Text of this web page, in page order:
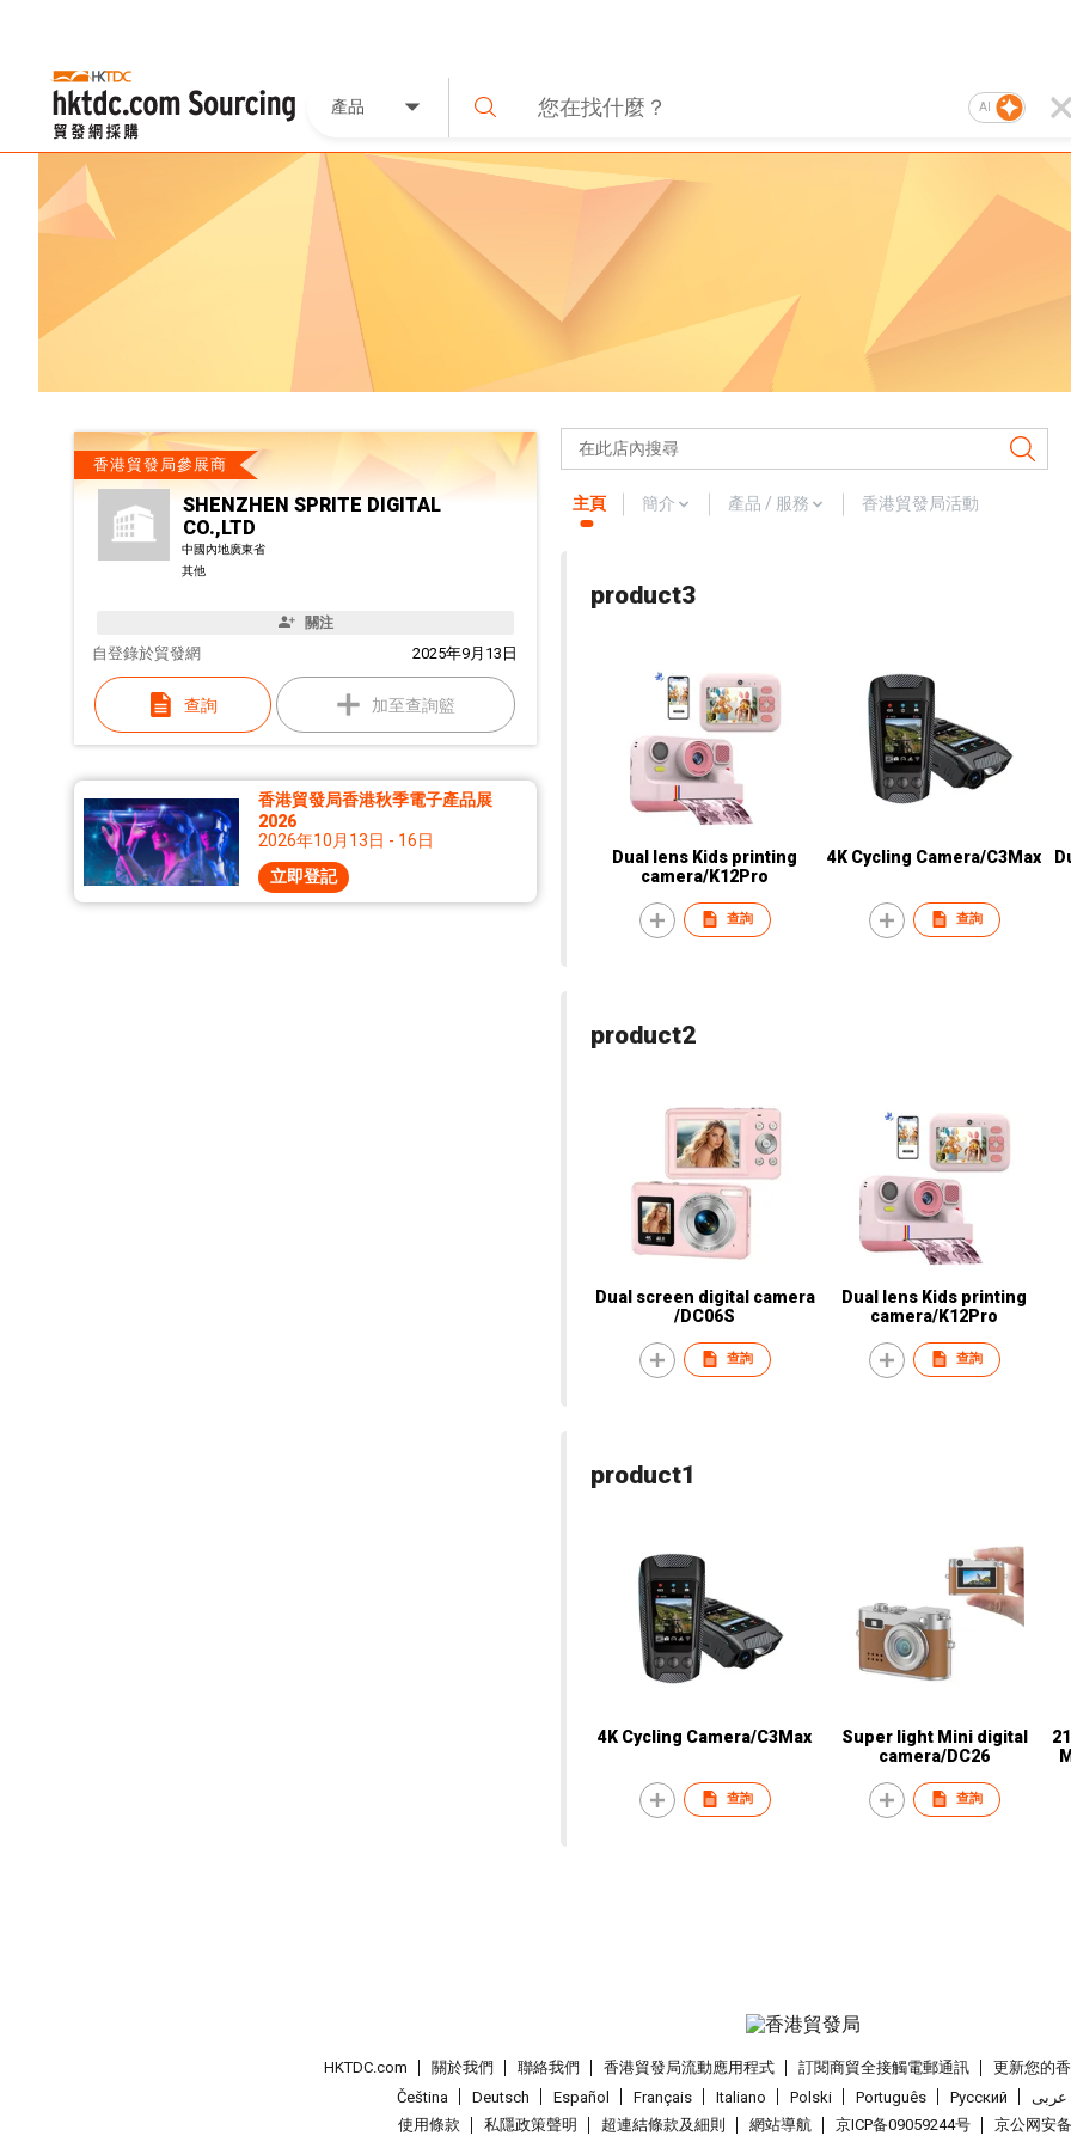
產品 AI
香港貿發局參展商
SHENZHEN SPRITE DIGITAL
CO.,LTD
中國內地廣東省
其他
關注
自 2025年9月13日
登錄於貿發網
查詢 加至查詢籃
香港貿發局香港秋季電子產品展
2026
2026年10月13日 - 16日
立即登記
主頁 簡介 產品 / 服務 香港貿發局活動
product3
Dual lens Kids printing
camera/K12Pro
查詢
4K Cycling Camera/C3Max
查詢
product2
Dual screen digital camera
/DC06S
查詢
Dual lens Kids printing
camera/K12Pro
查詢
product1
4K Cycling Camera/C3Max
查詢
Super light Mini digital
camera/DC26
查詢
HKTDC.com 關於我們 聯絡我們 香港貿發局流動應用程式 訂閱商貿全接觸電郵通訊
更新您的
Čeština
Deutsch Español Français Italiano Polski Português Pусский
عربى
使用條款
私隱政策聲明 超連結條款及細則 網站導航 京ICP备09059244号 京公网安